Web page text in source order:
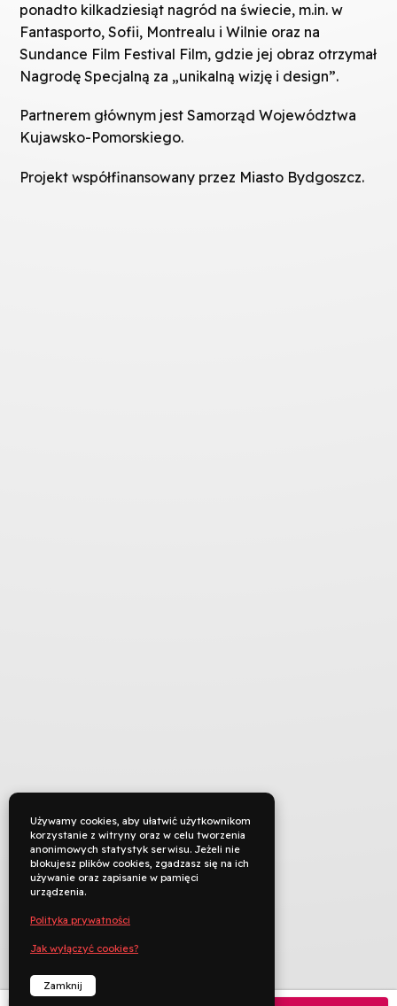
ponadto kilkadziesiąt nagród na świecie, m.in. w
Fantasporto, Sofii, Montrealu i Wilnie oraz na
Sundance Film Festival Film, gdzie jej obraz otrzymał
Nagrodę Specjalną za „unikalną wizję i design”.
Partnerem głównym jest Samorząd Województwa
Kujawsko-Pomorskiego.
Projekt współfinansowany przez Miasto Bydgoszcz.
TYTUŁ ORYGINALNY
Używamy cookies, aby ułatwić użytkownikom
korzystanie z witryny oraz w celu tworzenia
anonimowych statystyk serwisu. Jeżeli nie
blokujesz plików cookies, zgadzasz się na ich
używanie oraz zapisanie w pamięci
urządzenia.
Polityka prywatności
Jak wyłączyć cookies?
Zamknij